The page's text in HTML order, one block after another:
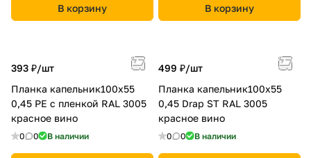
В корзину В корзину
393 ₽/шт
Планка капельник100х55
0,45 PE с пленкой RAL 3005
красное вино
0 0 В наличии
499 ₽/шт
Планка капельник100х55
0,45 Drap ST RAL 3005
красное вино
0 0 В наличии